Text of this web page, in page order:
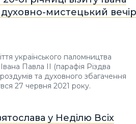
духовно-мистецький вечір
українського паломництва
Павла ІІ (парафія Різдва
та духовного збагачення
27 червня 2021 року.
у Неділю Всіх